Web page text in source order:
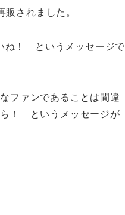
されました。
ね！ というメッセージで
ファンであることは間違
ら！ というメッセージが